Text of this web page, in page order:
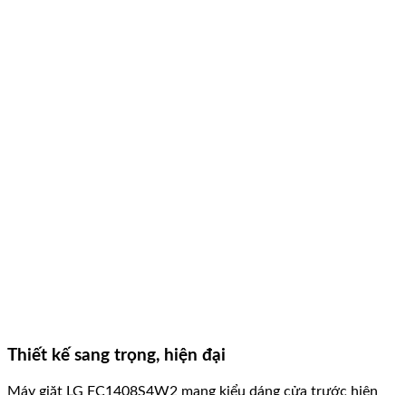
Thiết kế sang trọng, hiện đại
Máy giặt LG FC1408S4W2 mang kiểu dáng cửa trước hiện